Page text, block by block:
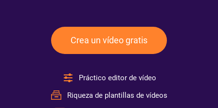
Crea un vídeo gratis
Práctico editor de vídeo
Riqueza de plantillas de vídeos